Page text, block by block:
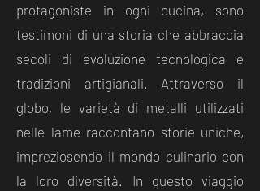
protagoniste in ogni cucina, sono
testimoni di una storia che abbraccia
secoli di evoluzione tecnologica e
tradizioni artigianali. Attraverso il
globo, le varietà di metalli utilizzati
nelle lame raccontano storie uniche,
impreziosendo il mondo culinario con
la loro diversità. In questo viaggio